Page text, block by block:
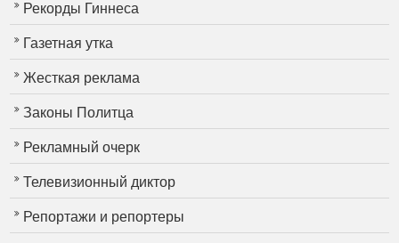
Рекорды Гиннеса
Газетная утка
Жесткая реклама
Законы Политца
Рекламный очерк
Телевизионный диктор
Репортажи и репортеры